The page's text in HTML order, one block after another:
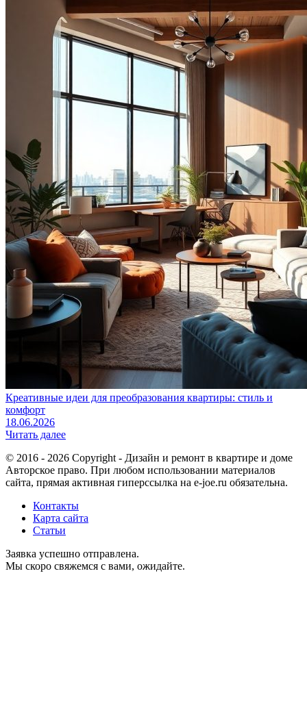
Креативные идеи для преобразования квартиры: стиль и
комфорт
18.06.2026
Читать далее
© 2016 - 2026 Copyright - Дизайн и ремонт в квартире и доме
Авторское право. При любом использовании материалов
сайта, прямая активная гиперссылка на e-joe.ru обязательна.
Контакты
Карта сайта
Статьи
Заявка успешно отправлена.
Мы скоро свяжемся с вами, ожидайте.